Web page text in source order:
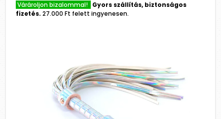
Várároljon bizalommal! Gyors szállítás, biztonságos
fizetés. 27.000 Ft felett ingyenesen.